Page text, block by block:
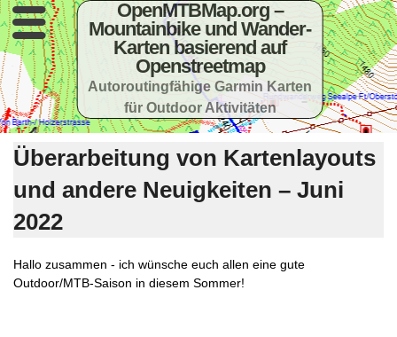
OpenMTBMap.org –
Mountainbike und Wander-
Karten basierend auf
Openstreetmap
Autoroutingfähige Garmin Karten
für Outdoor Aktivitäten
Überarbeitung von Kartenlayouts
und andere Neuigkeiten – Juni
2022
Hallo zusammen - ich wünsche euch allen eine gute
Outdoor/MTB-Saison in diesem Sommer!